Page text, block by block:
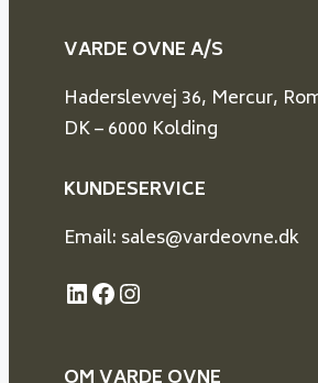
VARDE OVNE A/S
Haderslevvej 36, Mercur,
DK – 6000 Kolding
KUNDESERVICE
Email: sales@vardeovne.dk
LinkedIn
Facebook
Instagram